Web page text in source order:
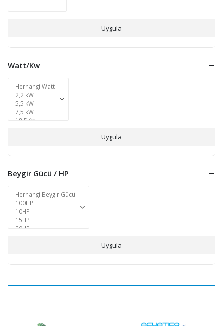
Uygula
Watt/Kw
Uygula
Beygir Gücü / HP
Uygula